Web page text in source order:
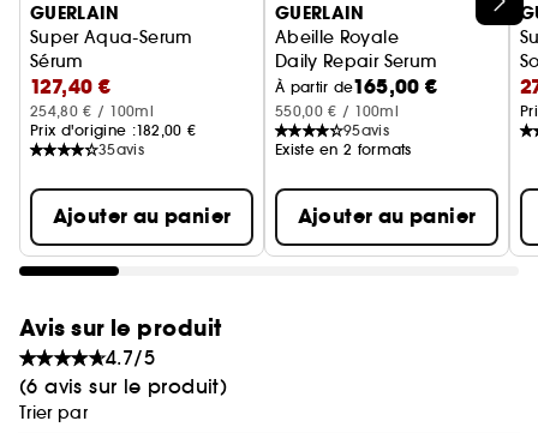
GUERLAIN
Super Aqua-Serum
Sérum
127,40 €
254,80 € / 100ml
Prix d'origine :182,00 €
35avis
Ajouter au panier
GUERLAIN
Abeille Royale
Daily Repair Serum
À partir de165,00 €
550,00 € / 100ml
95avis
Existe en 2 formats
Ajouter au panier
Avis sur le produit
4.7/5
(6 avis sur le produit)
Trier par